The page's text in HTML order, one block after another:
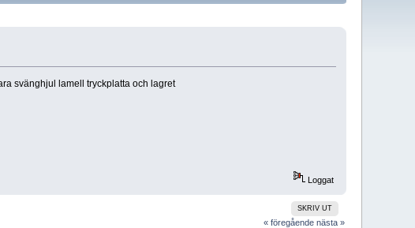
svänghjul lamell tryckplatta och lagret
Loggat
SKRIV UT
« föregående nästa »